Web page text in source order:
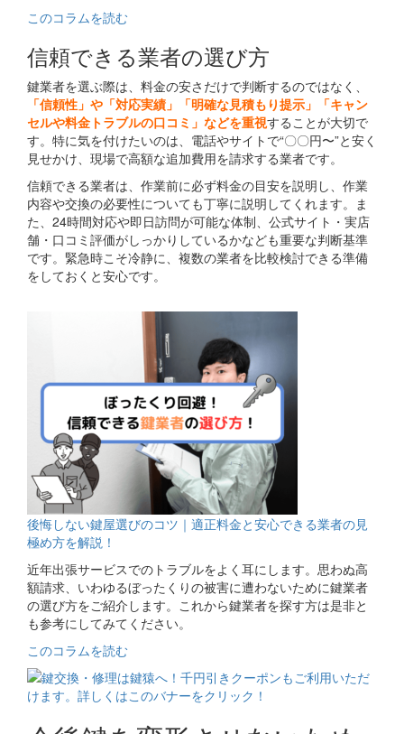
このコラムを読む
信頼できる業者の選び方
鍵業者を選ぶ際は、料金の安さだけで判断するのではなく、
「信頼性」や「対応実績」「明確な見積もり提示」「キャン
セルや料金トラブルの口コミ」などを重視することが大切で
す。特に気を付けたいのは、電話やサイトで“〇〇円〜”と安く
見せかけ、現場で高額な追加費用を請求する業者です。
信頼できる業者は、作業前に必ず料金の目安を説明し、作業
内容や交換の必要性についても丁寧に説明してくれます。ま
た、24時間対応や即日訪問が可能な体制、公式サイト・実店
舗・口コミ評価がしっかりしているかなども重要な判断基準
です。緊急時こそ冷静に、複数の業者を比較検討できる準備
をしておくと安心です。
後悔しない鍵屋選びのコツ｜適正料金と安心できる業者の見
極め方を解説！
近年出張サービスでのトラブルをよく耳にします。思わぬ高
額請求、いわゆるぼったくりの被害に遭わないために鍵業者
の選び方をご紹介します。これから鍵業者を探す方は是非と
も参考にしてみてください。
このコラムを読む